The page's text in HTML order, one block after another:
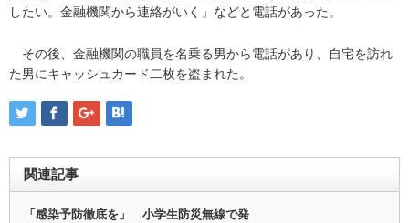
したい。金融機関から連絡がいく」などと電話があった。
その後、金融機関の職員を名乗る男から電話があり、自宅を訪れ
た男にキャッシュカード二枚を盗まれた。
関連記事
「感染予防徹底を」 小学生防災無線で発